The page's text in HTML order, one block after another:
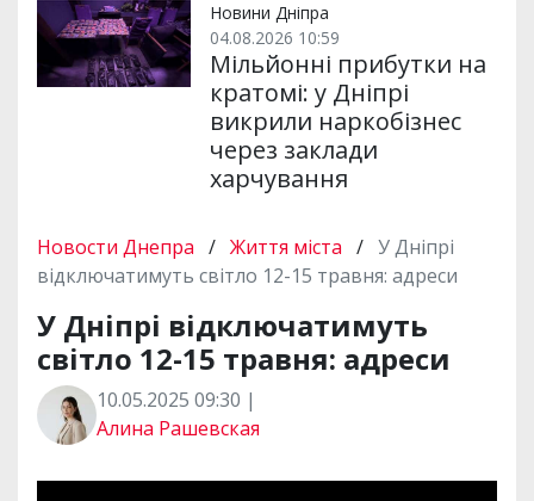
Новини Дніпра
04.08.2026 10:59
Мільйонні прибутки на
кратомі: у Дніпрі
викрили наркобізнес
через заклади
харчування
Новости Днепра / Життя міста / У Дніпрі
відключатимуть світло 12-15 травня: адреси
У Дніпрі відключатимуть
світло 12-15 травня: адреси
10.05.2025 09:30 |
Алина Рашевская